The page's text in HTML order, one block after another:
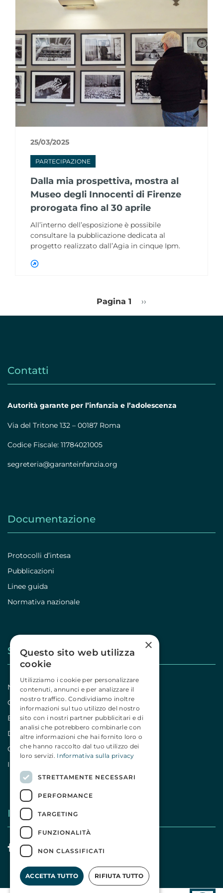
25/03/2025
PARTECIPAZIONE
Dalla mia prospettiva, mostra al
Museo degli Innocenti di Firenze
prorogata fino al 30 aprile
All’interno dell’esposizione è possibile
consultare la pubblicazione dedicata al
progetto realizzato dall’Agia in cinque Ipm.
Pagina 1
Pagina
successiva
››
Contatti
Autorità garante per l’infanzia e l’adolescenza
Via del Tritone 132 – 00187 Roma
Codice Fiscale: 11784021005
segreteria@garanteinfanzia.org
Documentazione
Protocolli d’intesa
Pubblicazioni
Linee guida
Normativa nazionale
Stampa
Notizie
Comunicati
Editoriali
Dicono di noi
Campagne
Iniziative
I nostri social
×
Questo sito web utilizza
cookie
Utilizziamo i cookie per personalizzare
contenuti, annunci e per analizzare il
nostro traffico. Condividiamo inoltre
informazioni sul tuo utilizzo del nostro
sito con i nostri partner pubblicitari e di
analisi che potrebbero combinarle con
altre informazioni che hai fornito loro o
che hanno raccolto dal tuo utilizzo dei
loro servizi. Informativa sulla privacy
STRETTAMENTE NECESSARI
PERFORMANCE
TARGETING
FUNZIONALITÀ
NON CLASSIFICATI
ACCETTA TUTTO RIFIUTA TUTTO